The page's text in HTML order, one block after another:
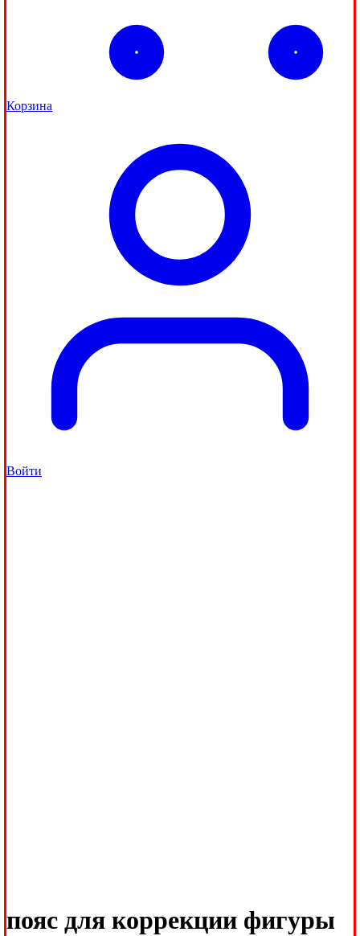
Корзина
Войти
пояс для коррекции фигуры